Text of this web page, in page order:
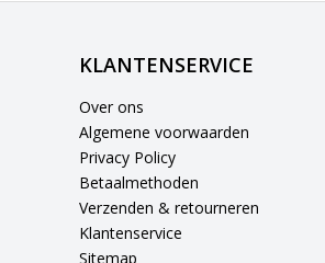
KLANTENSERVICE
Over ons
Algemene voorwaarden
Privacy Policy
Betaalmethoden
Verzenden & retourneren
Klantenservice
Sitemap